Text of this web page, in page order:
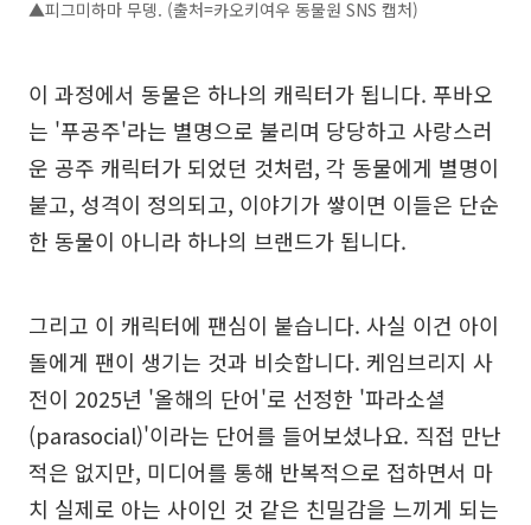
▲피그미하마 무뎅. (출처=카오키여우 동물원 SNS 캡처)
이 과정에서 동물은 하나의 캐릭터가 됩니다. 푸바오
는 '푸공주'라는 별명으로 불리며 당당하고 사랑스러
운 공주 캐릭터가 되었던 것처럼, 각 동물에게 별명이
붙고, 성격이 정의되고, 이야기가 쌓이면 이들은 단순
한 동물이 아니라 하나의 브랜드가 됩니다.
그리고 이 캐릭터에 팬심이 붙습니다. 사실 이건 아이
돌에게 팬이 생기는 것과 비슷합니다. 케임브리지 사
전이 2025년 '올해의 단어'로 선정한 '파라소셜
(parasocial)'이라는 단어를 들어보셨나요. 직접 만난
적은 없지만, 미디어를 통해 반복적으로 접하면서 마
치 실제로 아는 사이인 것 같은 친밀감을 느끼게 되는